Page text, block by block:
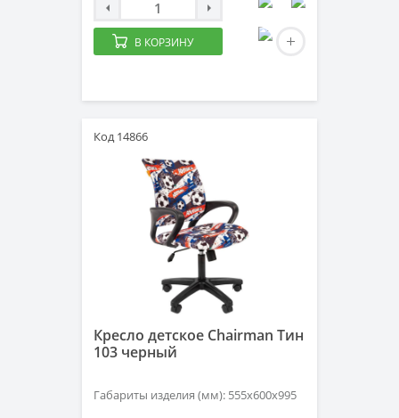
В КОРЗИНУ
Код 14866
Кресло детское Chairman Тин
103 черный
Габариты изделия (мм): 555х600х995